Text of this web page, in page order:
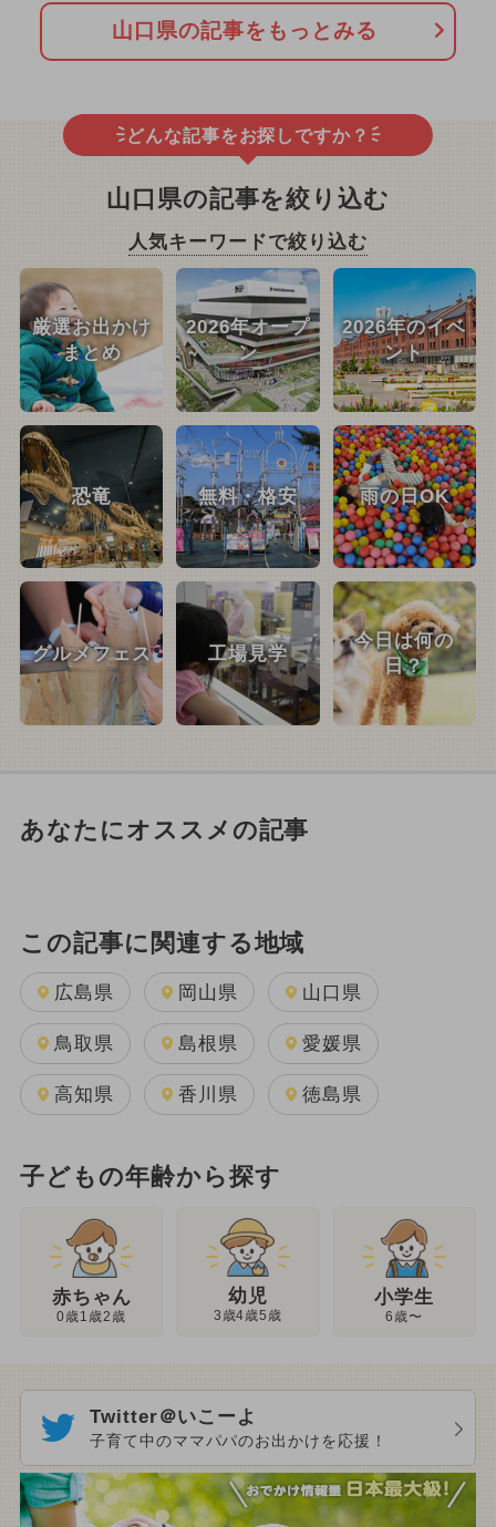
山口県の記事をもっとみる
どんな記事をお探しですか？
山口県の記事を絞り込む
人気キーワードで絞り込む
厳選お出かけ
まとめ
2026年オープ
ン
2026年のイベ
ント
恐竜 無料・格安 雨の日OK
グルメフェス 工場見学
今日は何の
日？
あなたにオススメの記事
この記事に関連する地域
広島県 岡山県 山口県
鳥取県 島根県 愛媛県
高知県 香川県 徳島県
子どもの年齢から探す
赤ちゃん
0歳1歳2歳
幼児
3歳4歳5歳
小学生
6歳〜
Twitter＠いこーよ
子育て中のママパパのお出かけを応援！